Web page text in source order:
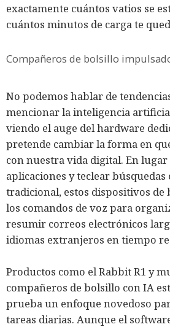
exactamente cuántos vatios se
cuántos minutos de carga te
Compañeros de bolsillo
No podemos hablar de
mencionar la inteligencia
viendo el auge del hardware
pretende cambiar la forma en
con nuestra vida digital. En
aplicaciones y teclear
tradicional, estos dispositivos
los comandos de voz para
resumir correos electrónicos
idiomas extranjeros en tiempo
Productos como el Rabbit R1 y
compañeros de bolsillo con IA
prueba un enfoque novedoso
tareas diarias. Aunque el